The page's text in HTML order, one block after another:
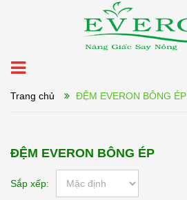
Trang chủ ĐỆM EVERON BÔNG ÉP
ĐỆM EVERON BÔNG ÉP
Sắp xếp: